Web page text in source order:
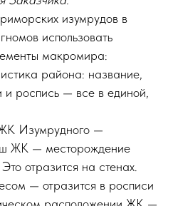
изумрудов в
использовать
макромира:
района: название,
и роспись — все в единой,
Изумрудного —
ЖК — месторождение
отразится на стенах.
— отразится в росписи